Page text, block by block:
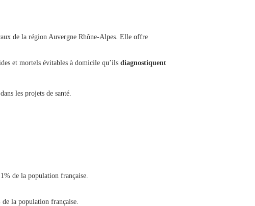
de la région Auvergne Rhône-Alpes. Elle offre
et mortels évitables à domicile qu’ils diagnostiquent
les projets de santé.
de la population française.
la population française.